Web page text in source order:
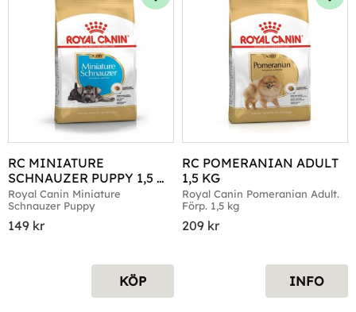
RC MINIATURE
SCHNAUZER PUPPY 1,5
KG
Royal Canin Miniature
Schnauzer Puppy
149 kr
Lägg till i favoriter
KÖP
RC POMERANIAN ADULT
1,5 KG
Royal Canin Pomeranian Adult.
Förp. 1,5 kg
209 kr
INFO